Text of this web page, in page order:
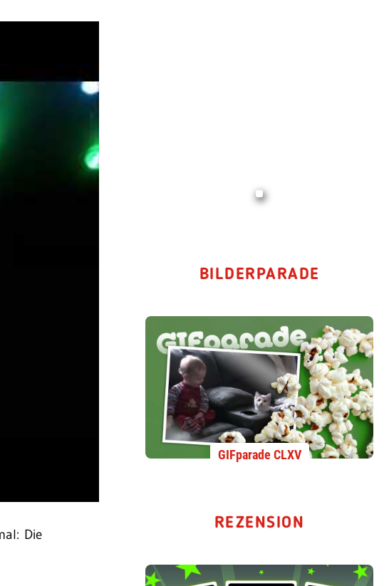
Die
BILDERPARADE
GIFparade CLXV
REZENSION